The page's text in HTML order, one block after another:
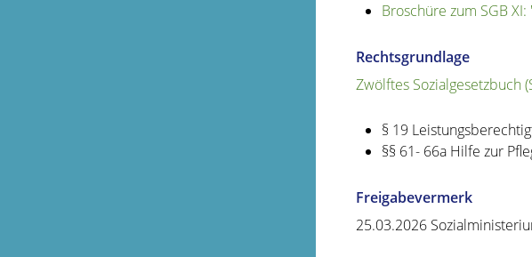
Broschüre zum SGB
Rechtsgrundlage
Zwölftes Sozialgesetzbuch
§ 19
§§ 61- 66a Hilfe zur
Freigabevermerk
25.03.2026